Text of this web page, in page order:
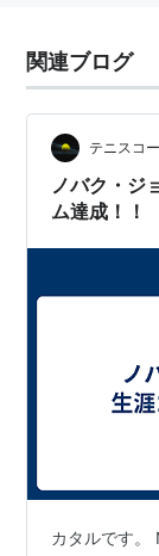
関連ブログ
テニスコ
ノバク・ジ
ム達成！！
カタルです。